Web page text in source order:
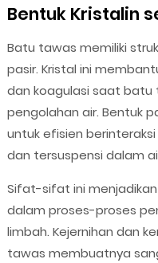
Bentuk Kristalin
Batu tawas memiliki
pasir. Kristal ini
dan koagulasi saat batu
pengolahan air. Bentuk
untuk efisien
dan tersuspensi dalam
Sifat-sifat ini
dalam proses-proses
limbah. Kejernihan dan
tawas membuatnya